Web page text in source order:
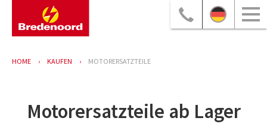
HOME KAUFEN MOTORERSATZTEILE
Motorersatzteile ab Lager